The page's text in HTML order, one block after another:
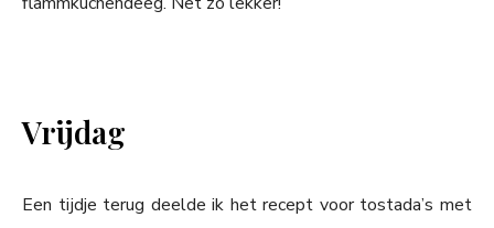
Vrijdag
Een tijdje terug deelde ik het recept voor tostada’s met